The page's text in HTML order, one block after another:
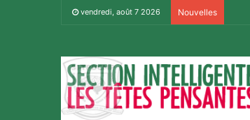
vendredi, août 7 2026 Nouvelles